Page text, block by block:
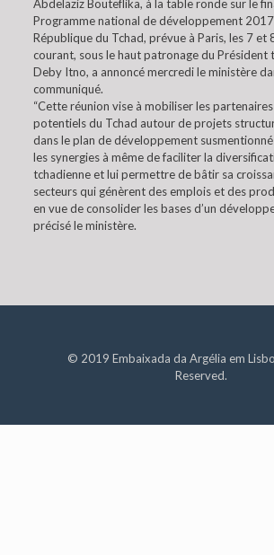
Abdelaziz Bouteflika, à la table ronde sur le
Programme national de développement
République du Tchad, prévue à Paris, les 7 et
courant, sous le haut patronage du Président
Deby Itno, a annoncé mercredi le ministère
communiqué.
“Cette réunion vise à mobiliser les
potentiels du Tchad autour de projets
dans le plan de développement
les synergies à même de faciliter la
tchadienne et lui permettre de bâtir sa
secteurs qui génèrent des emplois et des
en vue de consolider les bases d’un
précisé le ministère.
© 2019 Embaixada da Argélia em
Reserved.